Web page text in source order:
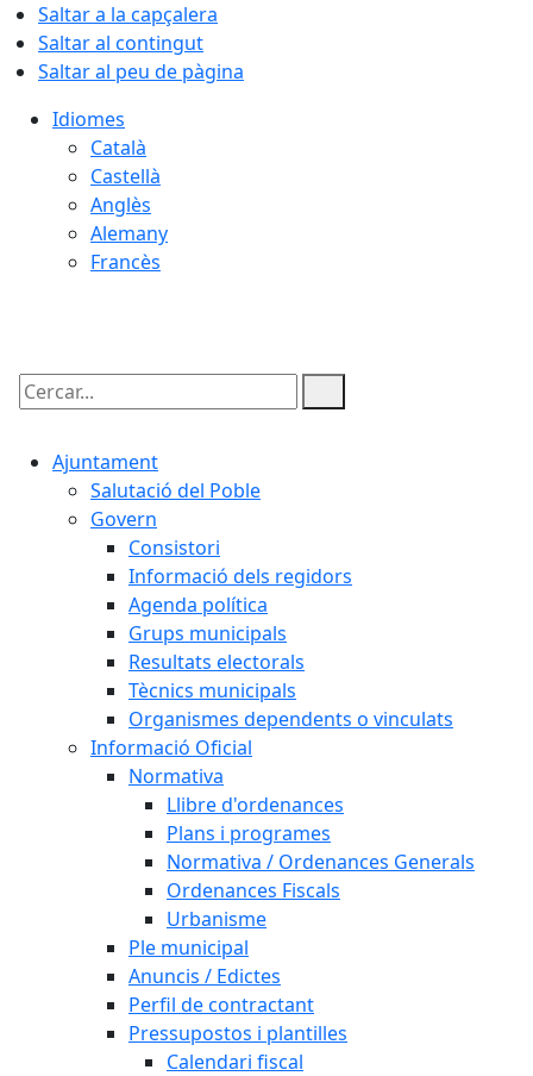
Saltar a la capçalera
Saltar al contingut
Saltar al peu de pàgina
Idiomes
Català
Castellà
Anglès
Alemany
Francès
Cercar:
Ajuntament
Salutació del Poble
Govern
Consistori
Informació dels regidors
Agenda política
Grups municipals
Resultats electorals
Tècnics municipals
Organismes dependents o vinculats
Informació Oficial
Normativa
Llibre d'ordenances
Plans i programes
Normativa / Ordenances Generals
Ordenances Fiscals
Urbanisme
Ple municipal
Anuncis / Edictes
Perfil de contractant
Pressupostos i plantilles
Calendari fiscal